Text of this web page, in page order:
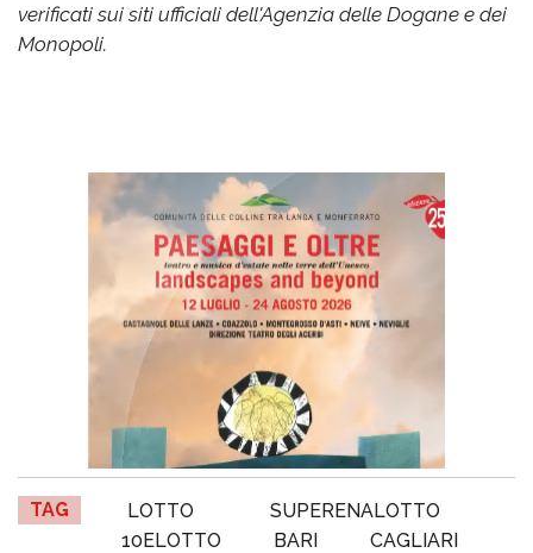
verificati sui siti ufficiali dell'Agenzia delle Dogane e dei
Monopoli.
TAG LOTTO
SUPERENALOTTO
10ELOTTO
BARI
CAGLIARI